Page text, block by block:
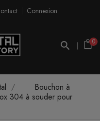
Connexion
0
Bouchon à
304 à souder pour